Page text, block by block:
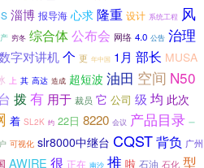
淄博 报导海 心求隆重 设计 系统工程 风
穷冬 综合体公布会 网络 4.0 公告 治理
字对讲机个 更 年中国 1月 部长 MUSA
上 其 高达 造成 超短波 油田 空间 N50
拨有 用于 裁员 它 公司 级 均 此次
着 SL2K 约 22日 8220 会议 产品目录 一
可视化 slr8000中继台 CQST背负 广州
AWIRE 很 正在 南沙 推 啦 石油 石化 型